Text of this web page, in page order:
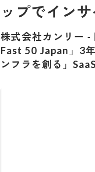
ップでイン
株式会社カンリー -
Fast 50 Japan」3
ンフラを創る」